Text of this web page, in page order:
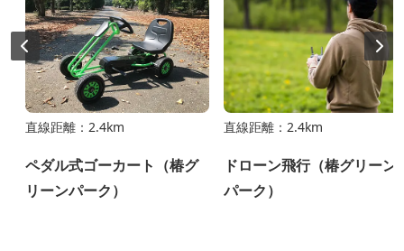
直線距離：2.4km
ペダル式ゴーカート（椿グ
リーンパーク）
直線距離：2.4km
ドローン飛行（椿グリーン
パーク）